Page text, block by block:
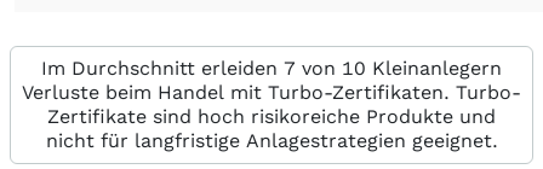
Im Durchschnitt erleiden 7 von 10 Kleinanlegern
Verluste beim Handel mit Turbo-Zertifikaten. Turbo-
Zertifikate sind hoch risikoreiche Produkte und
nicht für langfristige Anlagestrategien geeignet.